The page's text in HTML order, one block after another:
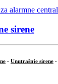
sirene
- Unutrašnje sirene -